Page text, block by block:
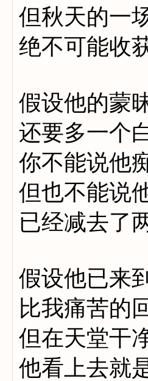
但秋天的一
绝不可能收
假设他的蒙
还要多一个
你不能说他
但也不能说
已经减去了
假设他已来到
比我痛苦的
但在天堂干
他看上去就